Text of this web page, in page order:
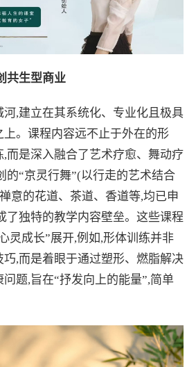
共生型商业
河,建立在其系统化、专业化且极具
。课程内容远不止于外在的形
而是深入融合了艺术疗愈、舞动疗
的“京灵行舞”(以行走的艺术结合
意的花道、茶道、香道等,均已申
了独特的教学内容壁垒。这些课程
灵成长”展开,例如,形体训练并非
,而是着眼于通过塑形、燃脂解决
题,旨在“抒发向上的能量”,简单